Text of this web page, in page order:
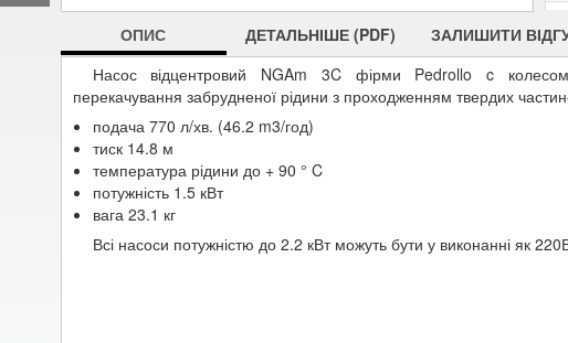
ОПИС ДЕТАЛЬНІШЕ (PDF) ЗАЛИШИТИ
Насос відцентровий NGAm 3C фірми Pedrollo c
перекачування забрудненої рідини з проходженням твердих
подача 770 л/хв. (46.2 m3/год)
тиск 14.8 м
температура рідини до + 90 ° C
потужність 1.5 кВт
вага 23.1 кг
Всі насоси потужністю до 2.2 кВт можуть бути у виконанні як